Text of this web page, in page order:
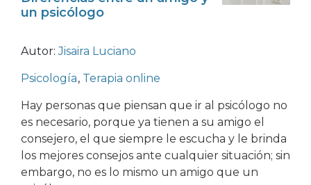
un psicólogo
Autor:Jisaira Luciano
Psicología, Terapia online
Hay personas que piensan que ir al psicólogo no
es necesario, porque ya tienen a su amigo el
consejero, el que siempre le escucha y le brinda
los mejores consejos ante cualquier situación; sin
embargo, no es lo mismo un amigo que un